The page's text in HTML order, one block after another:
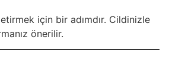
için bir adımdır. Cildinizle
önerilir.